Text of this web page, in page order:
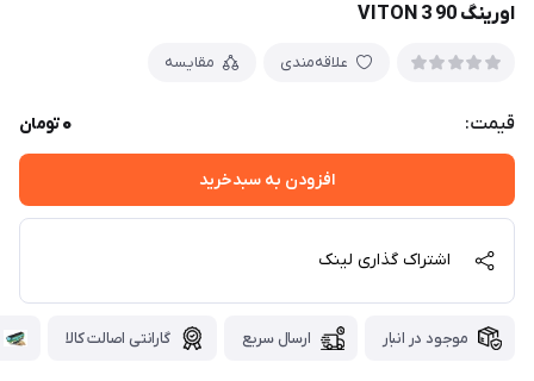
اورینگ 90 3 VITON
علاقه‌مندی مقایسه
قیمت: 0تومان
افزودن به سبدخرید
اشتراک گذاری لینک
موجود در انبار ارسال سریع گارانتی اصالت کالا